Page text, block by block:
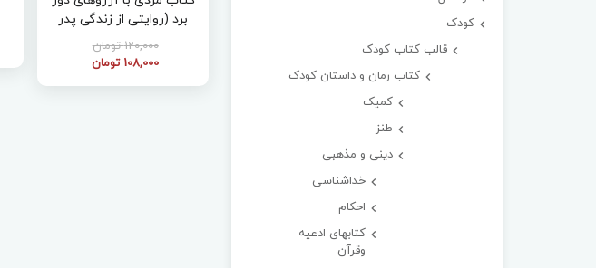
کودک
قالب کتاب کودک
کتاب رمان و داستان کودک
کمیک
طنز
دینی و مذهبی
خداشناسی
احکام
کتابهای ادعیه
وقرآن
برد (روایتی از زندگی پدر
موشکی ایران )
120,000 تومان
108,000 تومان